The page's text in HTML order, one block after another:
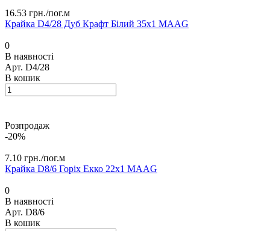
16.53 грн./пог.м
Крайка D4/28 Дуб Крафт Білий 35х1 MАAG
0
В наявності
Арт. D4/28
В кошик
Розпродаж
-20%
7.10 грн./пог.м
Крайка D8/6 Горіх Екко 22х1 MАAG
0
В наявності
Арт. D8/6
В кошик